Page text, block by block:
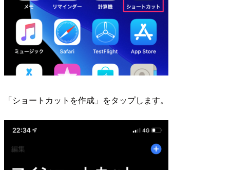
「ショートカットを作成」をタップします。